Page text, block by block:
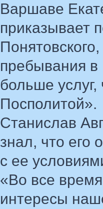
Варшаве
приказывает
пребывания в
больше
Посполитой».
Станислав
знал, что его
с ее
«Во все время
интересы